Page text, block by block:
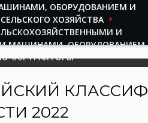
ОБОРУДОВАНИЕМ И
ХОЗЯЙСТВА
И
МАШИНАМИ, ОБОРУДОВАНИЕМ
ТРАКТОРЫ
2022